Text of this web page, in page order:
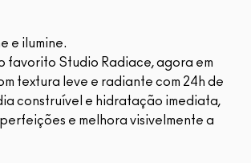
e ilumine.
favorito Studio Radiace, agora em
textura leve e radiante com 24h de
construível e hidratação imediata,
e melhora visivelmente a